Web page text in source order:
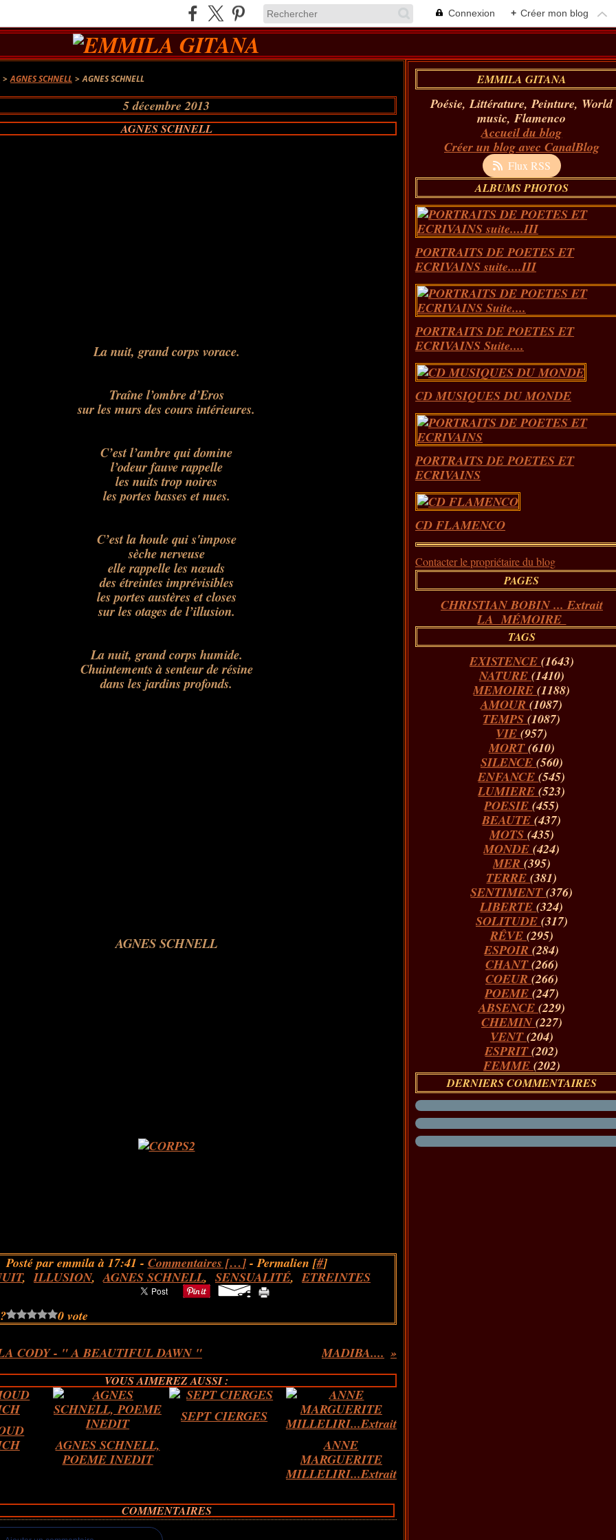
Connexion + Créer mon blog
> AGNES SCHNELL > AGNES SCHNELL
5 décembre 2013
AGNES SCHNELL
La nuit, grand corps vorace.
Traîne l’ombre d’Eros
sur les murs des cours intérieures.
C’est l’ambre qui domine
l’odeur fauve rappelle
les nuits trop noires
les portes basses et nues.
C’est la houle qui s'impose
sèche nerveuse
elle rappelle les nœuds
des étreintes imprévisibles
les portes austères et closes
sur les otages de l’illusion.
La nuit, grand corps humide.
Chuintements à senteur de résine
dans les jardins profonds.
AGNES SCHNELL
Posté par emmila à 17:41 - Commentaires […]- Permalien [#]
,ILLUSION,AGNES SCHNELL, SENSUALITÉ,ETREINTES
0 vote
CODY - " A BEAUTIFUL DAWN " MADIBA....
VOUS AIMEREZ AUSSI :
AGNES SCHNELL,
POEME INEDIT
SEPT CIERGES
ANNE
MARGUERITE
MILLELIRI...Extrait
COMMENTAIRES
EMMILA GITANA
Poésie, Littérature, Peinture, World
music, Flamenco
Accueil du blog
Créer un blog avec CanalBlog
Flux RSS
ALBUMS PHOTOS
PORTRAITS DE POETES ET
ECRIVAINS suite....III
PORTRAITS DE POETES ET
ECRIVAINS Suite....
CD MUSIQUES DU MONDE
PORTRAITS DE POETES ET
ECRIVAINS
CD FLAMENCO
Contacter le propriétaire du blog
PAGES
CHRISTIAN BOBIN ... Extrait
LA MÉMOIRE
TAGS
EXISTENCE (1643)
NATURE (1410)
MEMOIRE(1188)
AMOUR(1087)
TEMPS(1087)
VIE(957)
MORT(610)
SILENCE (560)
ENFANCE(545)
LUMIERE(523)
POESIE(455)
BEAUTE(437)
MOTS (435)
MONDE(424)
MER (395)
TERRE(381)
SENTIMENT(376)
LIBERTE(324)
SOLITUDE (317)
RÊVE (295)
ESPOIR(284)
CHANT(266)
COEUR (266)
POEME (247)
ABSENCE (229)
CHEMIN(227)
VENT(204)
ESPRIT(202)
FEMME (202)
DERNIERS COMMENTAIRES